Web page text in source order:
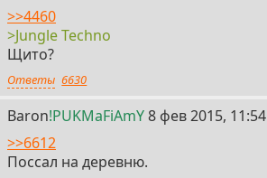
>>4460
>Jungle Techno
Щито?
Ответы 6630
Baron!PUKMaFiAmY76
8 фев 2015, 11:54
>>6612
Поссал на деревню.